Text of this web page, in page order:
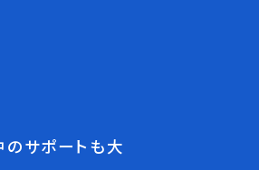
のサポートも大